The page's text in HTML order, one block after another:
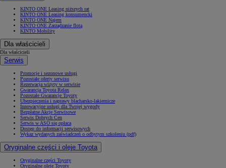
KINTO ONE Leasing niższych rat
KINTO ONE Leasing konsumencki
KINTO ONE Najem
KINTO ONE Zarządzanie flotą
KINTO Mobility
Dla właścicieli
Dla właścicieli
Serwis
Promocje i sezonowe usługi
Pozostałe oferty serwisu
Rezerwacja wizyty w serwisie
Gwarancja Toyota Relax
Pozostałe Gwarancje Toyoty
Ubezpieczenia i naprawy blacharsko-lakiernicze
Innowacyjne usługi dla Twojej wygody
Bezpłatne Akcje Serwisowe
Serwis Dobrych Cen
Serwis w ASO się opłaca
Dostęp do informacji serwisowych
Wykaz wydanych zaświadczeń o odbytym szkoleniu (pdf)
Oryginalne części i oleje Toyota
Oryginalne części Toyoty
Oryginalne oleje Toyoty